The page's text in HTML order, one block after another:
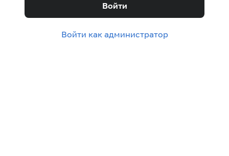
Войти
Войти как администратор